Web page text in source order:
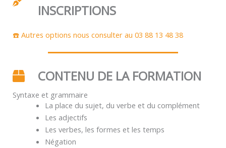
INSCRIPTIONS
☎️ Autres options nous consulter au 03 88 13 48 38
CONTENU DE LA FORMATION
Syntaxe et grammaire
La place du sujet, du verbe et du complément
Les adjectifs
Les verbes, les formes et les temps
Négation